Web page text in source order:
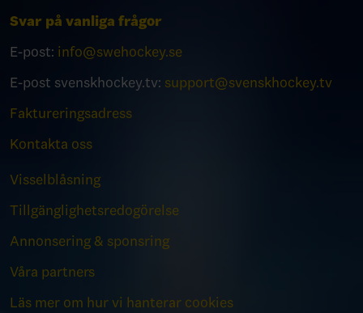
Svar på vanliga frågor
E-post: info@swehockey.se
E-post svenskhockey.tv: support@svenskhockey.tv
Faktureringsadress
Kontakta oss
Visselblåsning
Tillgänglighetsredogörelse
Annonsering & sponsring
Våra partners
Läs mer om hur vi hanterar cookies